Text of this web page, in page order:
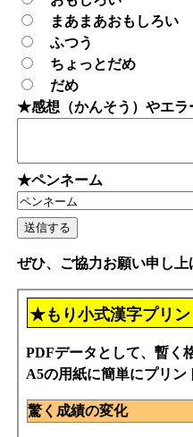
まあまあおもしろい
ふつう
ちょっとだめ
だめ
★感想（かんそう）やエラ
★ペンネーム
ぜひ、ご協力お願い申し上